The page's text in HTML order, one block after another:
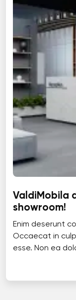
ValdiMobila
showroom!
Enim deserunt
Occaecat in
esse. Non ea